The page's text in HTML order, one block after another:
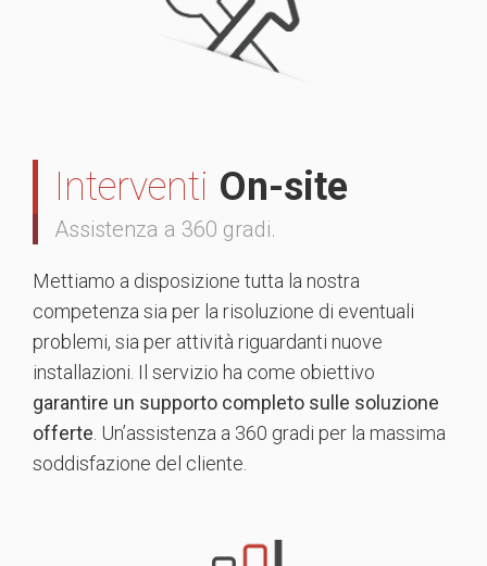
Interventi On-site
Assistenza a 360 gradi.
Mettiamo a disposizione tutta la nostra
competenza sia per la risoluzione di eventuali
problemi, sia per attività riguardanti nuove
installazioni. Il servizio ha come obiettivo
garantire un supporto completo sulle soluzione
offerte . Un’assistenza a 360 gradi per la massima
soddisfazione del cliente.